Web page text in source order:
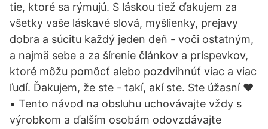
tie, ktoré sa rýmujú. S láskou tiež ďakujem za
všetky vaše láskavé slová, myšlienky, prejavy
dobra a súcitu každý jeden deň - voči ostatným,
a najmä sebe a za šírenie článkov a príspevkov,
ktoré môžu pomôcť alebo pozdvihnúť viac a viac
ľudí. Ďakujem, že ste - takí, akí ste. Ste úžasní ♥
• Tento návod na obsluhu uchovávajte vždy s
výrobkom a ďalším osobám odovzdávajte